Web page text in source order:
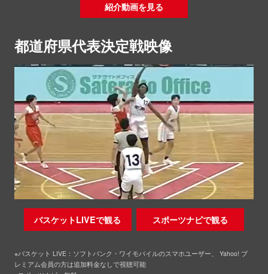
紹介動画を見る
都道府県代表決定戦映像
バスケットLIVEで観る スポーツナビで観る
※バスケット LIVE：ソフトバンク・ワイモバイルのスマホユーザー、 Yahoo! プ
レミアム会員の方は追加料金なしで視聴可能